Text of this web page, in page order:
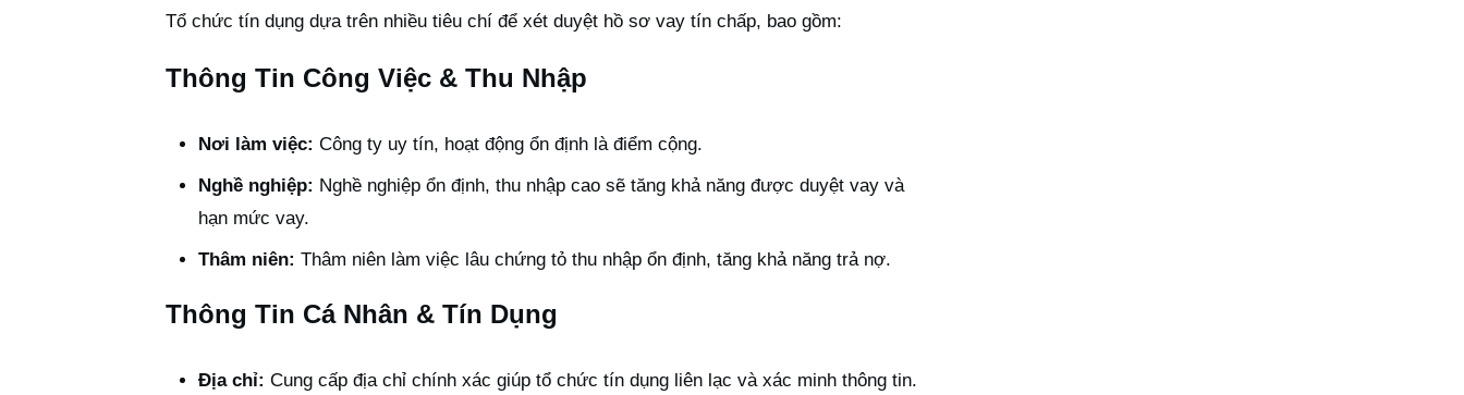
Tổ chức tín dụng dựa trên nhiều tiêu chí để xét duyệt hồ sơ vay tín chấp, bao gồm:
Thông Tin Công Việc & Thu Nhập
Nơi làm việc: Công ty uy tín, hoạt động ổn định là điểm cộng.
Nghề nghiệp: Nghề nghiệp ổn định, thu nhập cao sẽ tăng khả năng được duyệt vay và
hạn mức vay.
Thâm niên: Thâm niên làm việc lâu chứng tỏ thu nhập ổn định, tăng khả năng trả nợ.
Thông Tin Cá Nhân & Tín Dụng
Địa chỉ: Cung cấp địa chỉ chính xác giúp tổ chức tín dụng liên lạc và xác minh thông tin.